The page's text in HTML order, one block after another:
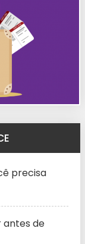
precisa
antes de